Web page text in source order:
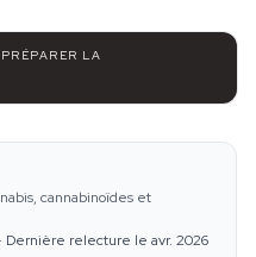
LA
cannabinoïdes et
· Dernière relecture le avr. 2026